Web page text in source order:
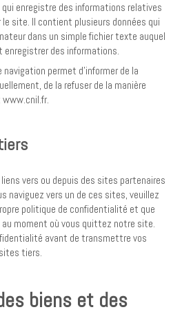
enregistre des informations relatives
site. Il contient plusieurs données qui
dans un simple fichier texte auquel
enregistrer des informations.
permet d’informer de la
de la refuser de la manière
www.cnil.fr.
vers ou depuis des sites partenaires
naviguez vers un de ces sites, veuillez
politique de confidentialité et que
moment où vous quittez notre site.
avant de transmettre vos
tiers.
biens et des